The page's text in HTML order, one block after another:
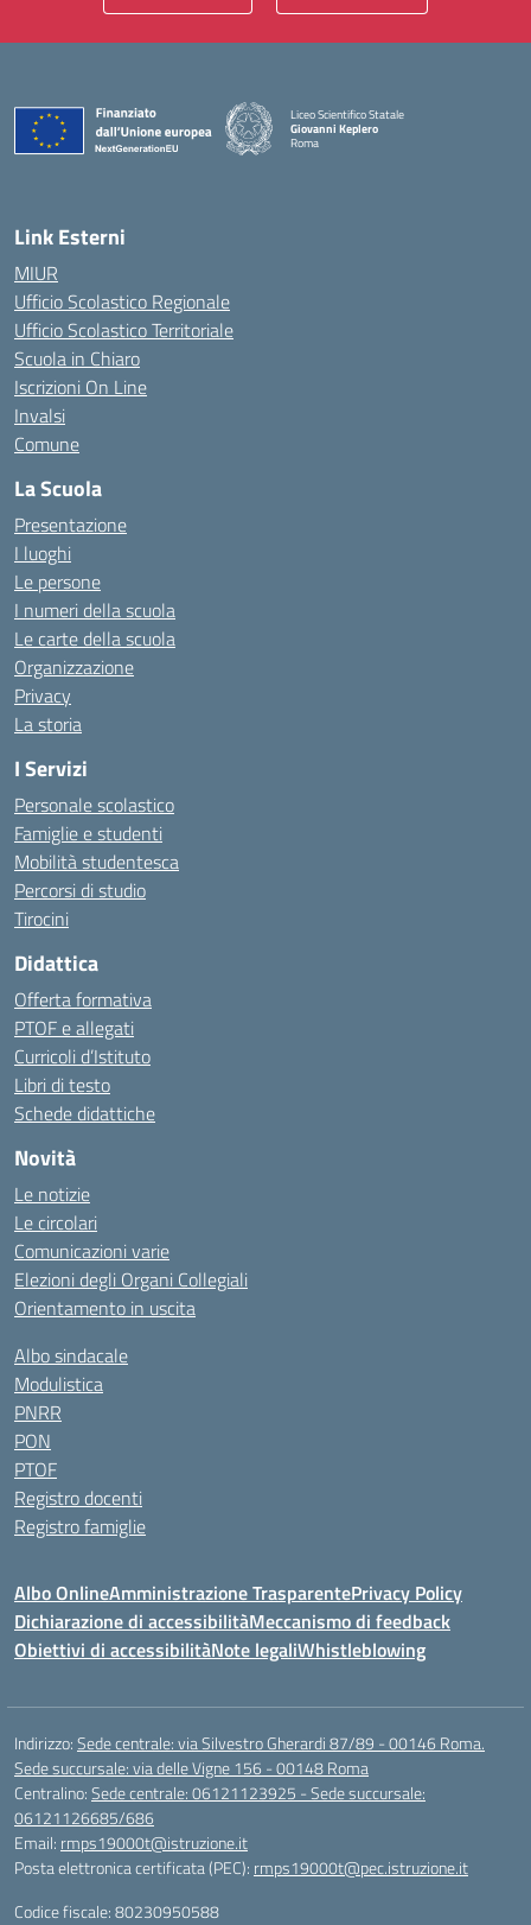
Liceo Scientifico Statale
Giovanni Keplero
Roma
Link Esterni
MIUR
Ufficio Scolastico Regionale
Ufficio Scolastico Territoriale
Scuola in Chiaro
Iscrizioni On Line
Invalsi
Comune
La Scuola
Presentazione
I luoghi
Le persone
I numeri della scuola
Le carte della scuola
Organizzazione
Privacy
La storia
I Servizi
Personale scolastico
Famiglie e studenti
Mobilità studentesca
Percorsi di studio
Tirocini
Didattica
Offerta formativa
PTOF e allegati
Curricoli d’Istituto
Libri di testo
Schede didattiche
Novità
Le notizie
Le circolari
Comunicazioni varie
Elezioni degli Organi Collegiali
Orientamento in uscita
Albo sindacale
Modulistica
PNRR
PON
PTOF
Registro docenti
Registro famiglie
Albo OnlineAmministrazione TrasparentePrivacy Policy
Dichiarazione di accessibilitàMeccanismo di feedback
Obiettivi di accessibilitàNote legaliWhistleblowing
Indirizzo:Sede centrale: via Silvestro Gherardi 87/89 - 00146 Roma.
Sede succursale: via delle Vigne 156 - 00148 Roma
Centralino:Sede centrale: 06121123925 - Sede succursale:
06121126685/686
Email: rmps19000t@istruzione.it
Posta elettronica certificata (PEC): rmps19000t@pec.istruzione.it
Codice fiscale: 80230950588